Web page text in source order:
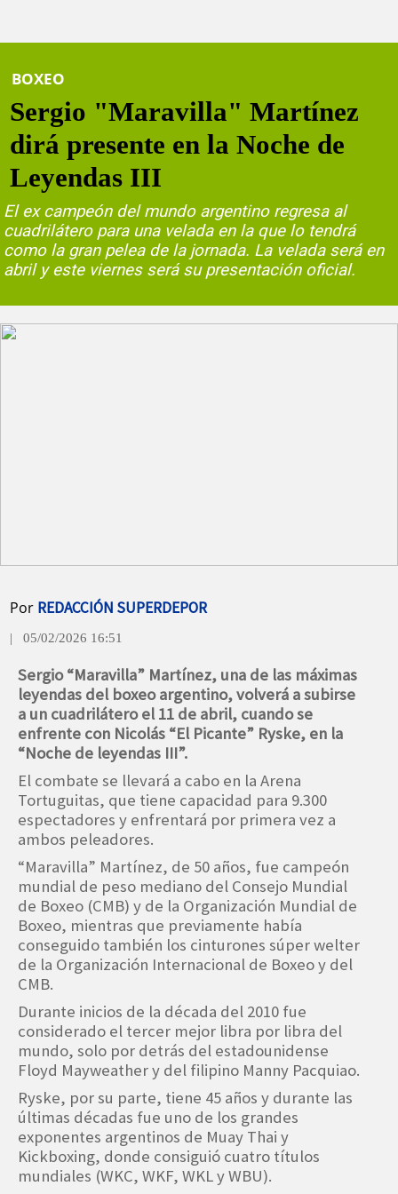
BOXEO
Sergio "Maravilla" Martínez
dirá presente en la Noche de
Leyendas III
El ex campeón del mundo argentino regresa al
cuadrilátero para una velada en la que lo tendrá
como la gran pelea de la jornada. La velada será en
abril y este viernes será su presentación oficial.
Por REDACCIÓN SUPERDEPOR
| 05/02/2026 16:51
Sergio “Maravilla” Martínez, una de las máximas
leyendas del boxeo argentino, volverá a subirse
a un cuadrilátero el 11 de abril, cuando se
enfrente con Nicolás “El Picante” Ryske, en la
“Noche de leyendas III”.
El combate se llevará a cabo en la Arena
Tortuguitas, que tiene capacidad para 9.300
espectadores y enfrentará por primera vez a
ambos peleadores.
“Maravilla” Martínez, de 50 años, fue campeón
mundial de peso mediano del Consejo Mundial
de Boxeo (CMB) y de la Organización Mundial de
Boxeo, mientras que previamente había
conseguido también los cinturones súper welter
de la Organización Internacional de Boxeo y del
CMB.
Durante inicios de la década del 2010 fue
considerado el tercer mejor libra por libra del
mundo, solo por detrás del estadounidense
Floyd Mayweather y del filipino Manny Pacquiao.
Ryske, por su parte, tiene 45 años y durante las
últimas décadas fue uno de los grandes
exponentes argentinos de Muay Thai y
Kickboxing, donde consiguió cuatro títulos
mundiales (WKC, WKF, WKL y WBU).